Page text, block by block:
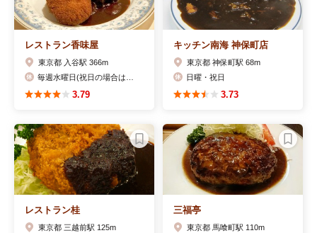
レストラン香味屋
東京都 入谷駅 366m
3.79
キッチン南海 神保町店
東京都 神保町駅 68m
日曜・祝日
3.73
レストラン桂
東京都 三越前駅 125m
三福亭
東京都 馬喰町駅 110m